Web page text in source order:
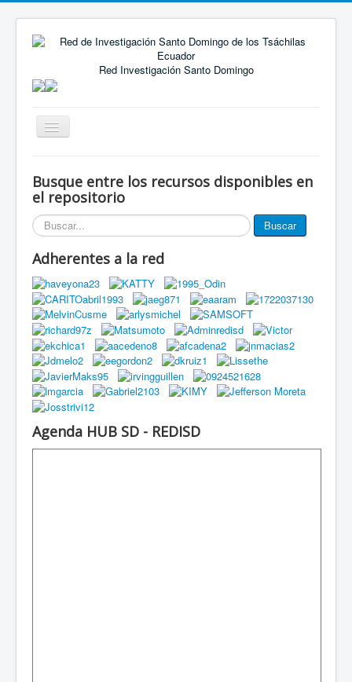
Red Investigación Santo Domingo
Alternar
navegación
Eventos
Miembros de la red
Documentos
Grupos
Busque entre los recursos disponibles en
el repositorio
Buscar... Buscar
Adherentes a la red
Agenda HUB SD - REDISD